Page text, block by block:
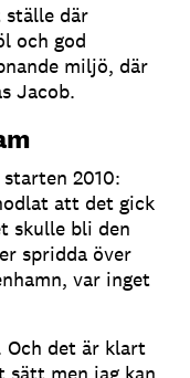
ställe där
och god
miljö, där
Jacob.
2010:
att det gick
skulle bli den
spridda över
var inget
Och det är klart
sätt men jag kan